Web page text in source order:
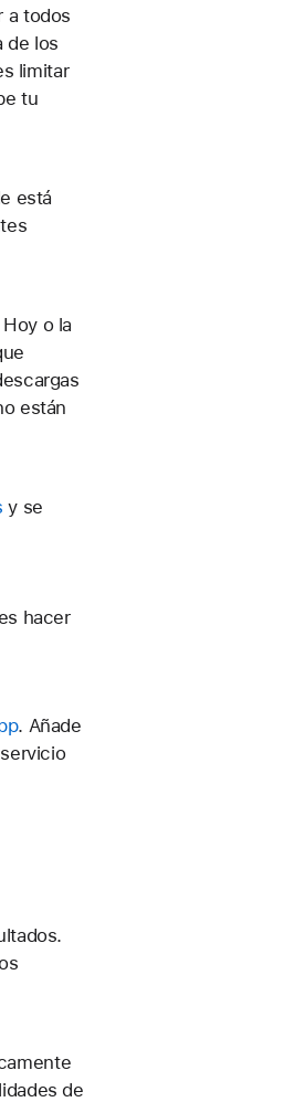
a todos
de los
limitar
tu
está
o la
están
y se
hacer
. Añade
de